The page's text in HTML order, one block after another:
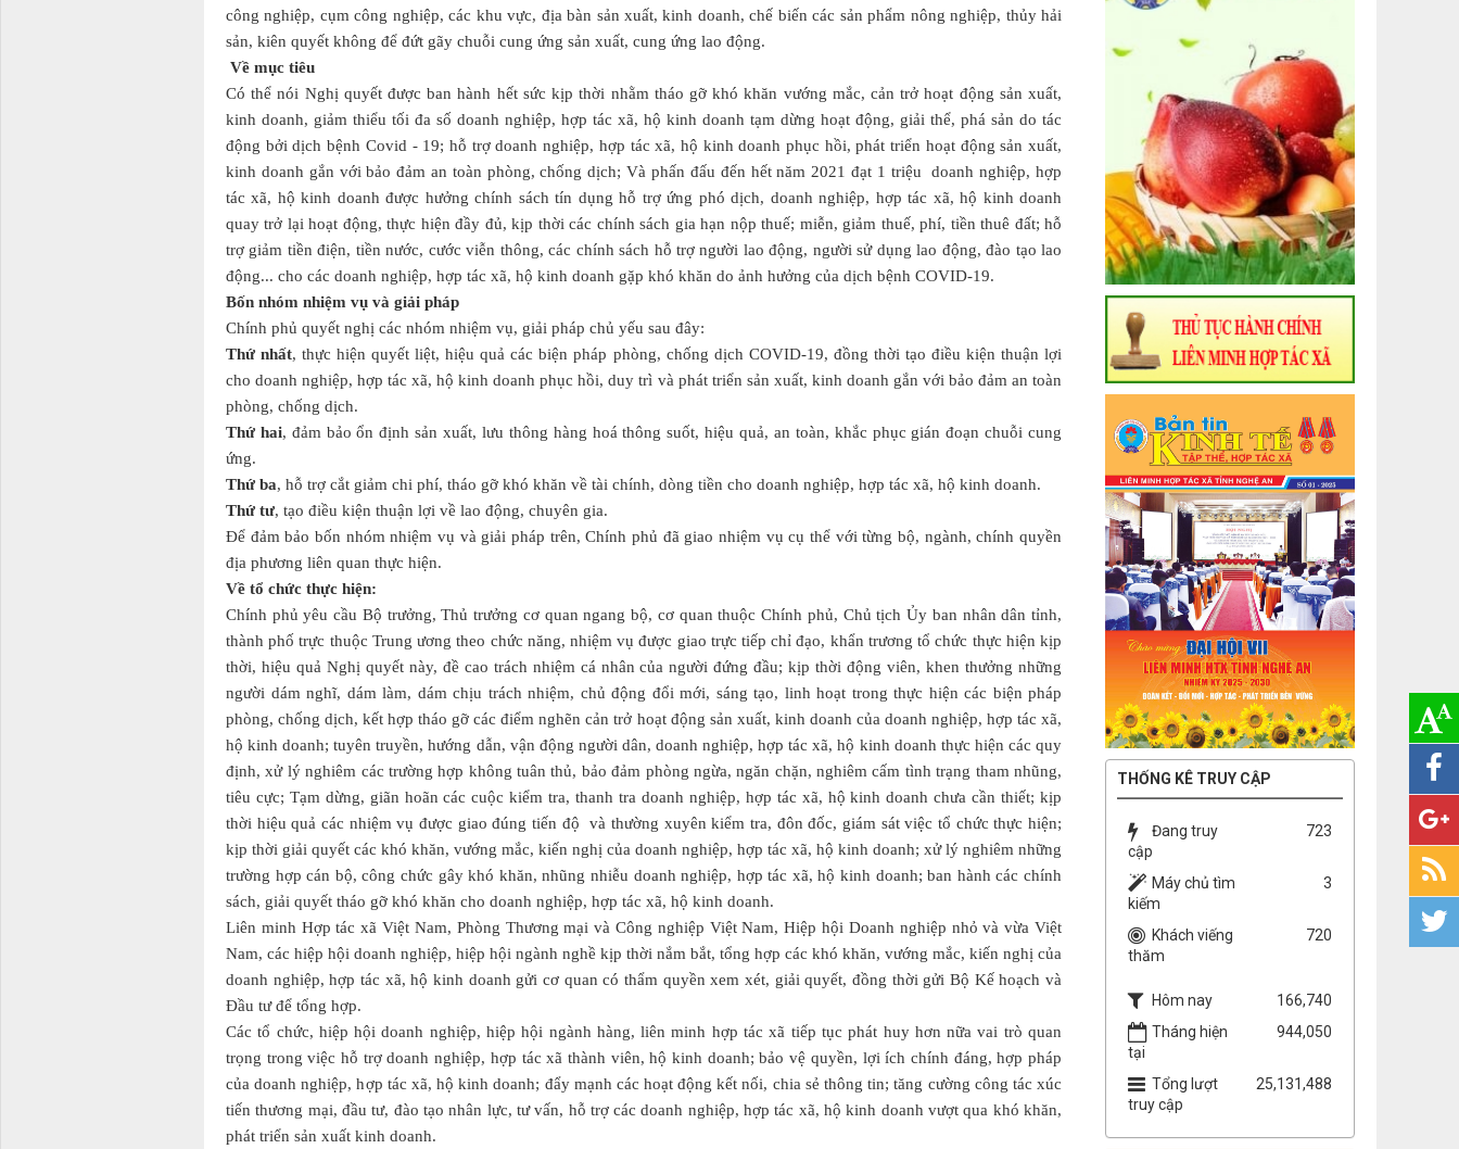
công nghiệp, cụm công nghiệp, các khu vực, địa bàn sản xuất, kinh doanh, chế biến các sản phẩm nông nghiệp, thủy hải
sản, kiên quyết không để đứt gãy chuỗi cung ứng sản xuất, cung ứng lao động.
Về mục tiêu
Có thể nói Nghị quyết được ban hành hết sức kịp thời nhằm tháo gỡ khó khăn vướng mắc, cản trở hoạt động sản xuất,
kinh doanh, giảm thiểu tối đa số doanh nghiệp, hợp tác xã, hộ kinh doanh tạm dừng hoạt động, giải thể, phá sản do tác
động bởi dịch bệnh Covid - 19; hỗ trợ doanh nghiệp, hợp tác xã, hộ kinh doanh phục hồi, phát triển hoạt động sản xuất,
kinh doanh gắn với bảo đảm an toàn phòng, chống dịch; Và phấn đấu đến hết năm 2021 đạt 1 triệu doanh nghiệp, hợp
tác xã, hộ kinh doanh được hưởng chính sách tín dụng hỗ trợ ứng phó dịch, doanh nghiệp, hợp tác xã, hộ kinh doanh
quay trở lại hoạt động, thực hiện đầy đủ, kịp thời các chính sách gia hạn nộp thuế; miễn, giảm thuế, phí, tiền thuê đất; hỗ
trợ giảm tiền điện, tiền nước, cước viễn thông, các chính sách hỗ trợ người lao động, người sử dụng lao động, đào tạo lao
động... cho các doanh nghiệp, hợp tác xã, hộ kinh doanh gặp khó khăn do ảnh hưởng của dịch bệnh COVID-19.
Bốn nhóm nhiệm vụ và giải pháp
Chính phủ quyết nghị các nhóm nhiệm vụ, giải pháp chủ yếu sau đây:
Thứ nhất, thực hiện quyết liệt, hiệu quả các biện pháp phòng, chống dịch COVID-19, đồng thời tạo điều kiện thuận lợi
cho doanh nghiệp, hợp tác xã, hộ kinh doanh phục hồi, duy trì và phát triển sản xuất, kinh doanh gắn với bảo đảm an toàn
phòng, chống dịch.
Thứ hai, đảm bảo ổn định sản xuất, lưu thông hàng hoá thông suốt, hiệu quả, an toàn, khắc phục gián đoạn chuỗi cung
ứng.
Thứ ba, hỗ trợ cắt giảm chi phí, tháo gỡ khó khăn về tài chính, dòng tiền cho doanh nghiệp, hợp tác xã, hộ kinh doanh.
Thứ tư, tạo điều kiện thuận lợi về lao động, chuyên gia.
Để đảm bảo bốn nhóm nhiệm vụ và giải pháp trên, Chính phủ đã giao nhiệm vụ cụ thể với từng bộ, ngành, chính quyền
địa phương liên quan thực hiện.
Về tổ chức thực hiện:
Chính phủ yêu cầu Bộ trưởng, Thủ trưởng cơ quan ngang bộ, cơ quan thuộc Chính phủ, Chủ tịch Ủy ban nhân dân tỉnh,
thành phố trực thuộc Trung ương theo chức năng, nhiệm vụ được giao trực tiếp chỉ đạo, khẩn trương tổ chức thực hiện kịp
thời, hiệu quả Nghị quyết này, đề cao trách nhiệm cá nhân của người đứng đầu; kịp thời động viên, khen thưởng những
người dám nghĩ, dám làm, dám chịu trách nhiệm, chủ động đổi mới, sáng tạo, linh hoạt trong thực hiện các biện pháp
phòng, chống dịch, kết hợp tháo gỡ các điểm nghẽn cản trở hoạt động sản xuất, kinh doanh của doanh nghiệp, hợp tác xã,
hộ kinh doanh; tuyên truyền, hướng dẫn, vận động người dân, doanh nghiệp, hợp tác xã, hộ kinh doanh thực hiện các quy
định, xử lý nghiêm các trường hợp không tuân thủ, bảo đảm phòng ngừa, ngăn chặn, nghiêm cấm tình trạng tham nhũng,
tiêu cực; Tạm dừng, giãn hoãn các cuộc kiểm tra, thanh tra doanh nghiệp, hợp tác xã, hộ kinh doanh chưa cần thiết; kịp
thời hiệu quả các nhiệm vụ được giao đúng tiến độ và thường xuyên kiểm tra, đôn đốc, giám sát việc tổ chức thực hiện;
kịp thời giải quyết các khó khăn, vướng mắc, kiến nghị của doanh nghiệp, hợp tác xã, hộ kinh doanh; xử lý nghiêm những
trường hợp cán bộ, công chức gây khó khăn, nhũng nhiễu doanh nghiệp, hợp tác xã, hộ kinh doanh; ban hành các chính
sách, giải quyết tháo gỡ khó khăn cho doanh nghiệp, hợp tác xã, hộ kinh doanh.
Liên minh Hợp tác xã Việt Nam, Phòng Thương mại và Công nghiệp Việt Nam, Hiệp hội Doanh nghiệp nhỏ và vừa Việt
Nam, các hiệp hội doanh nghiệp, hiệp hội ngành nghề kịp thời nắm bắt, tổng hợp các khó khăn, vướng mắc, kiến nghị của
doanh nghiệp, hợp tác xã, hộ kinh doanh gửi cơ quan có thẩm quyền xem xét, giải quyết, đồng thời gửi Bộ Kế hoạch và
Đầu tư để tổng hợp.
Các tổ chức, hiệp hội doanh nghiệp, hiệp hội ngành hàng, liên minh hợp tác xã tiếp tục phát huy hơn nữa vai trò quan
trọng trong việc hỗ trợ doanh nghiệp, hợp tác xã thành viên, hộ kinh doanh; bảo vệ quyền, lợi ích chính đáng, hợp pháp
của doanh nghiệp, hợp tác xã, hộ kinh doanh; đẩy mạnh các hoạt động kết nối, chia sẻ thông tin; tăng cường công tác xúc
tiến thương mại, đầu tư, đào tạo nhân lực, tư vấn, hỗ trợ các doanh nghiệp, hợp tác xã, hộ kinh doanh vượt qua khó khăn,
phát triển sản xuất kinh doanh.
THỐNG KÊ TRUY CẬP
Đang truy
cập
723
Máy chủ tìm
kiếm
3
Khách viếng
thăm
720
Hôm nay
166,740
Tháng hiện
tại
944,050
Tổng lượt
truy cập
25,131,488